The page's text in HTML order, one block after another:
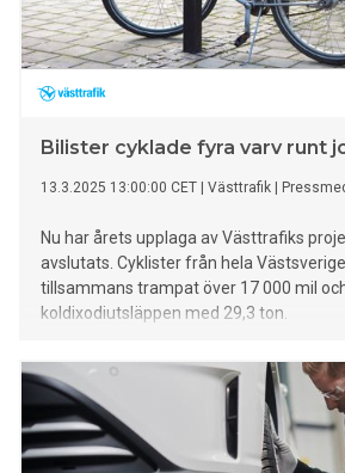
Bilister cyklade fyra varv runt
13.3.2025 13:00:00 CET Västtrafik
Nu har årets upplaga av Västtrafiks
avslutats. Cyklister från hela
tillsammans trampat över 17 000 mil
koldixodiutsläppen med 29,3 ton.